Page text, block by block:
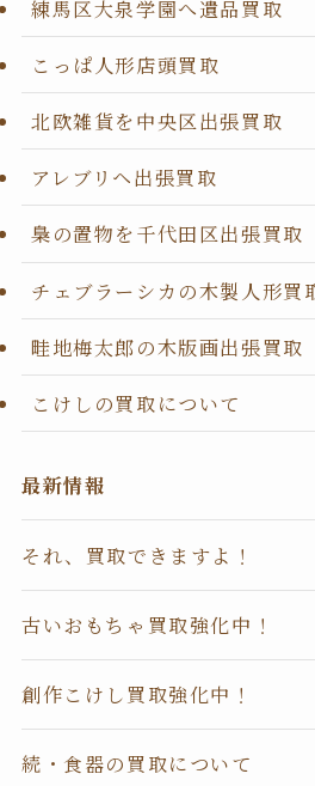
練馬区大泉学園へ遺品買取
こっぱ人形店頭買取
北欧雑貨を中央区出張買取
アレブリヘ出張買取
梟の置物を千代田区出張買取
チェブラーシカの木製人形買
畦地梅太郎の木版画出張買取
こけしの買取について
最新情報
それ、買取できますよ！
古いおもちゃ買取強化中！
創作こけし買取強化中！
続・食器の買取について